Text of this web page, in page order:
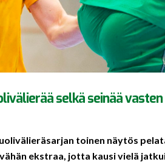
selkä seinää vasten
toinen näytös
vähän ekstraa, jotta kausi vielä